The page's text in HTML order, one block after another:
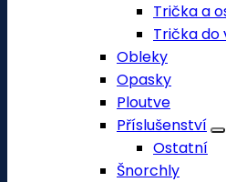
Trička a
Trička do
Obleky
Opasky
Ploutve
Příslušenství
Ostatní
Šnorchly